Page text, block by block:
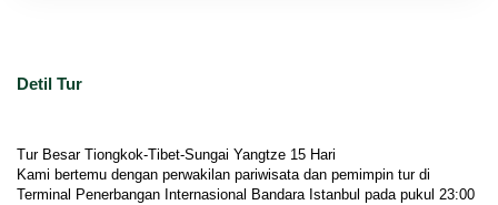
Detil Tur
Tur Besar Tiongkok-Tibet-Sungai Yangtze 15 Hari
Kami bertemu dengan perwakilan pariwisata dan pemimpin tur di
Terminal Penerbangan Internasional Bandara Istanbul pada pukul 23:00